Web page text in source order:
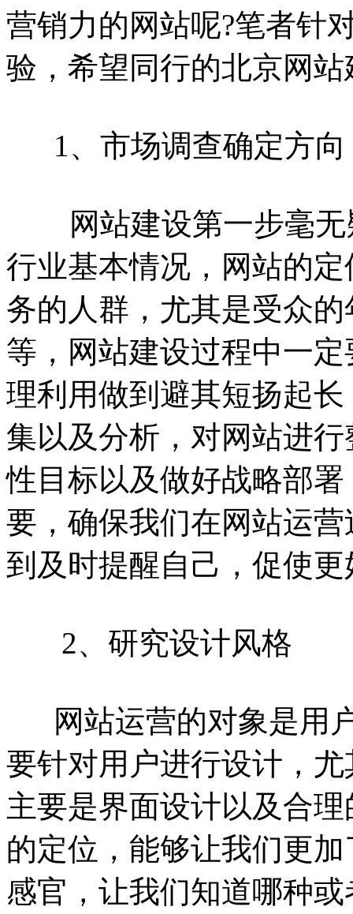
营销力的网站呢?笔者针
验，希望同行的北京网
1、市场调查确定方向
网站建设第一步毫无
行业基本情况，网站的
务的人群，尤其是受众
等，网站建设过程中一
理利用做到避其短扬起
集以及分析，对网站进
性目标以及做好战略部
要，确保我们在网站运
到及时提醒自己，促使
2、研究设计风格
网站运营的对象是用
要针对用户进行设计，
主要是界面设计以及合
的定位，能够让我们更
感官，让我们知道哪种